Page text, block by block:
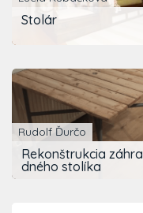
Stolár
Rudolf Ďurčo
Rekonštrukcia záhra
dného stolíka